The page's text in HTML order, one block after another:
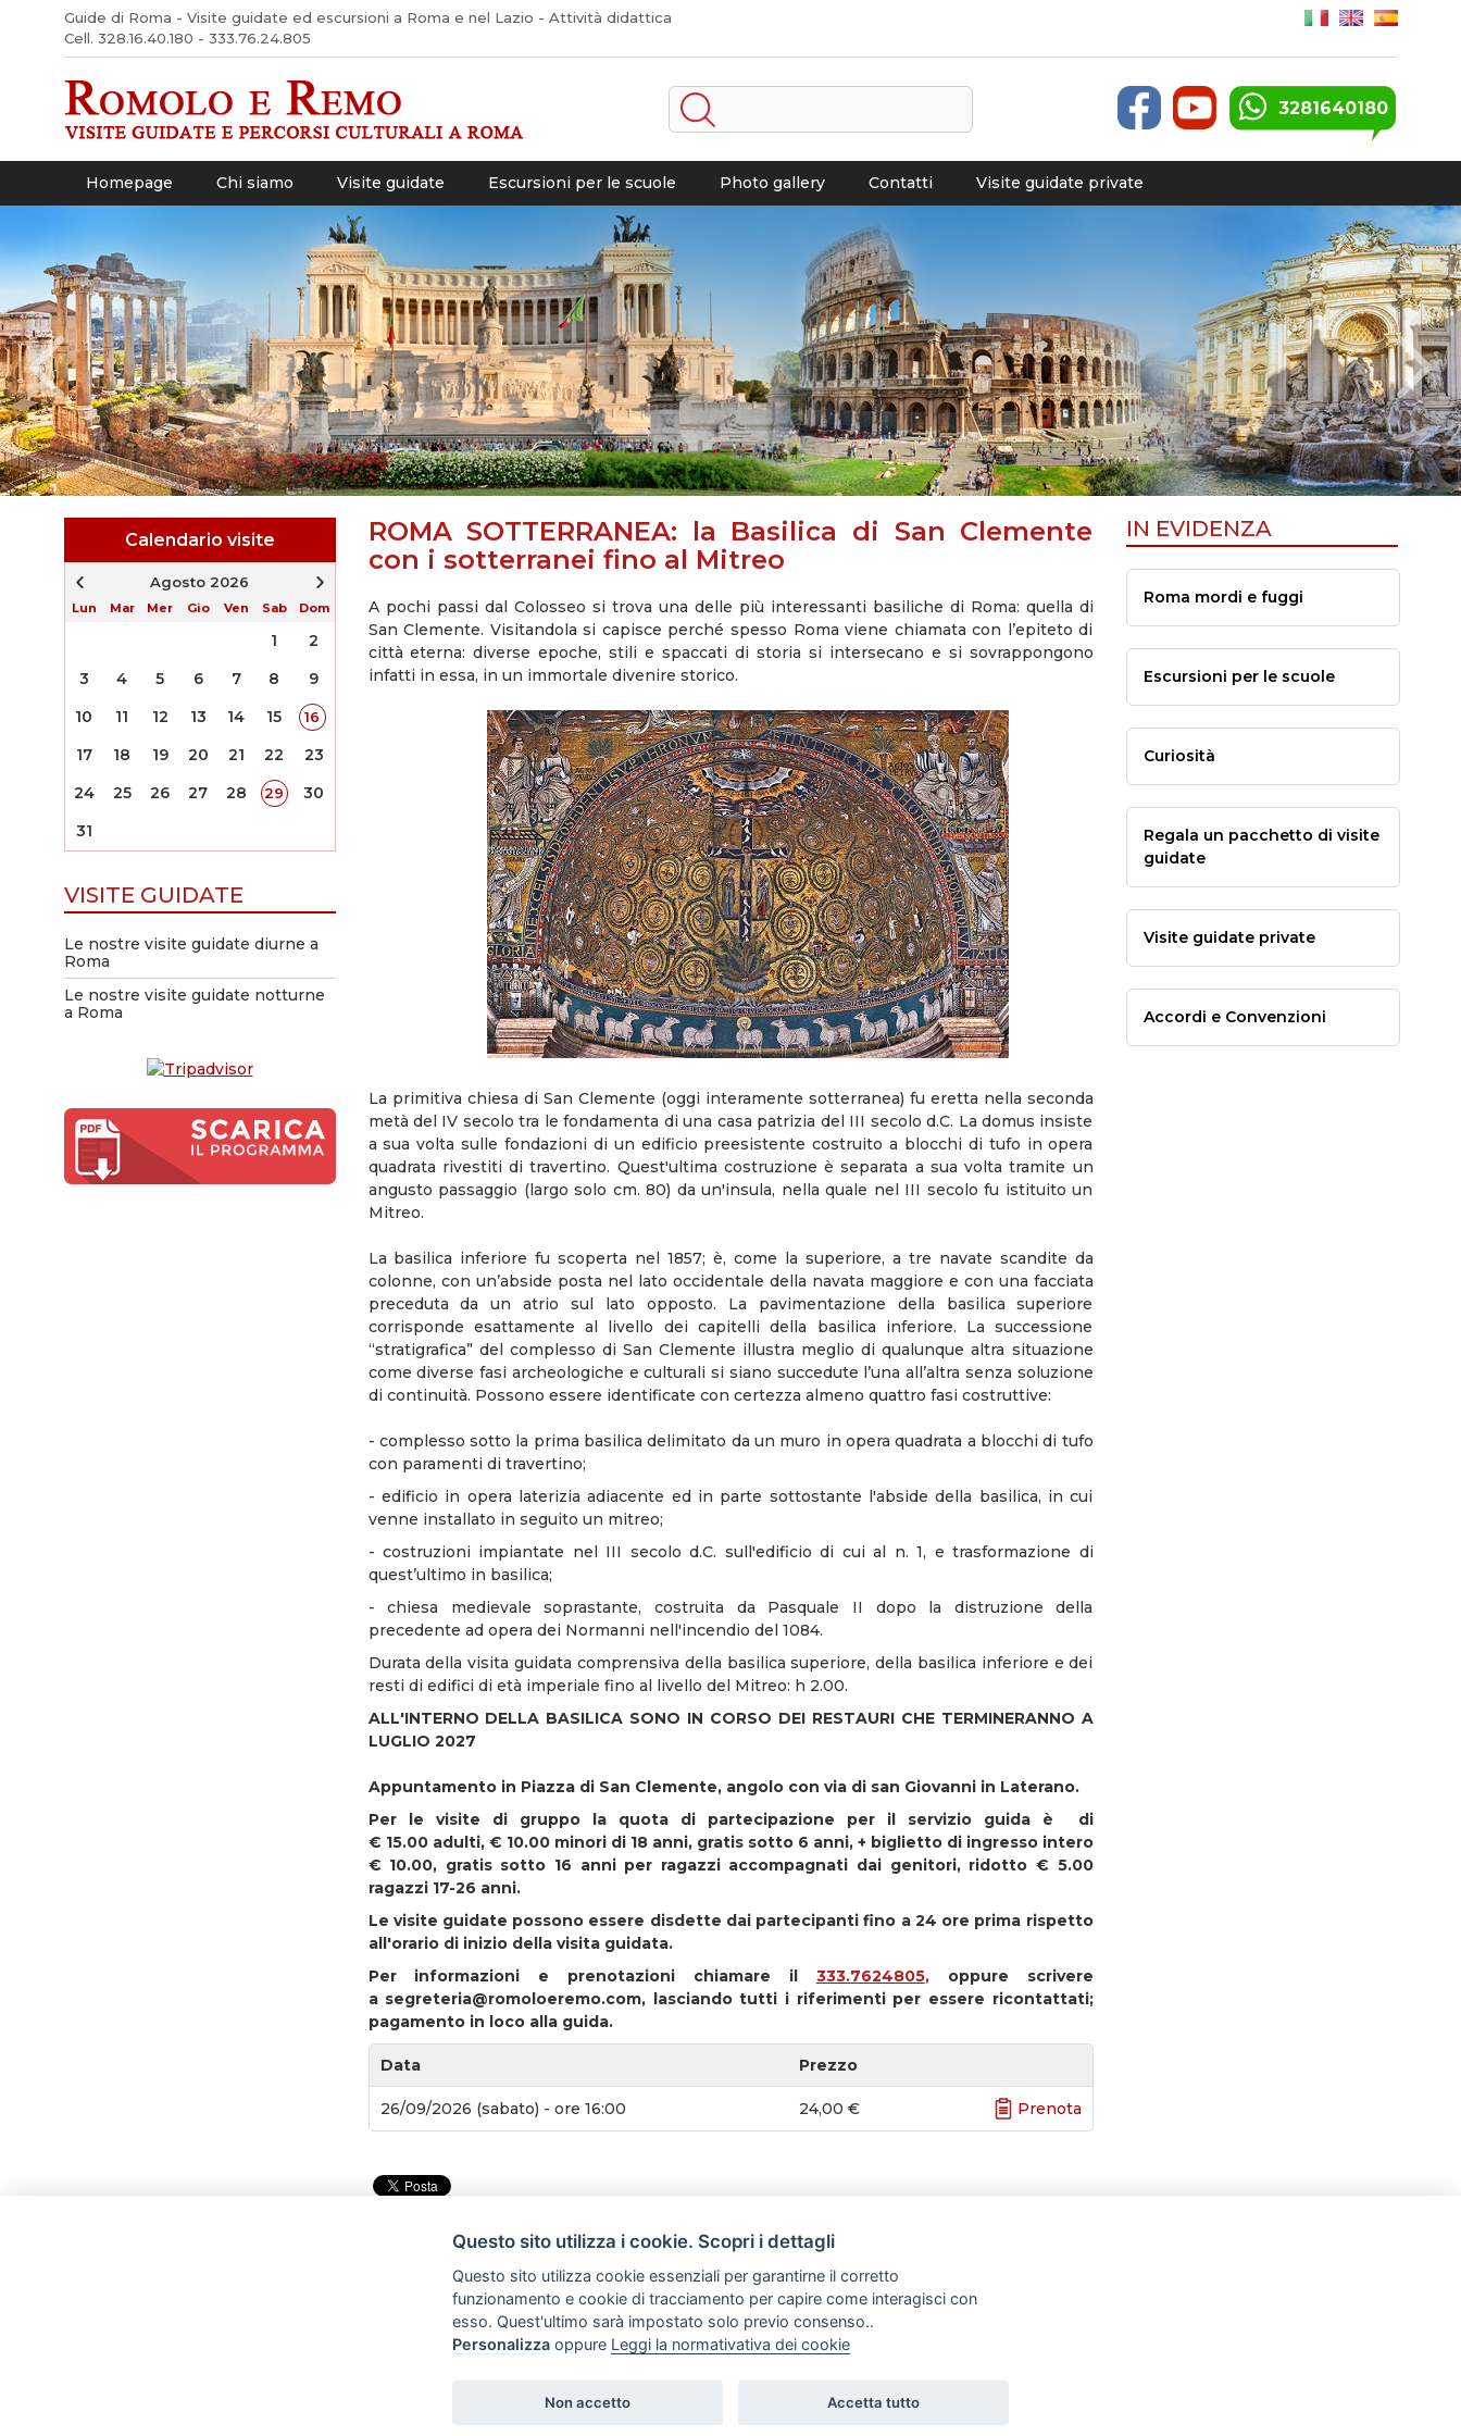
Guide di Roma - Visite guidate ed escursioni a Roma e nel Lazio - Attività didattica
Cell. 328.16.40.180 - 333.76.24.805
3281640180
Homepage Chi siamo Visite guidate Escursioni per le scuole Photo gallery Contatti Visite guidate private
Calendario visite
Agosto 2026
Lun Mar Mer Gio Ven Sab Dom
1
2
3
4 5 6 7 8
9
10
11 12 13 14 15 16
17 18 19 20 21 22
23
24
25 26 27 28 29
30
31
VISITE GUIDATE
Le nostre visite guidate diurne a
Roma
Le nostre visite guidate notturne
a Roma
ROMA SOTTERRANEA: la Basilica di San Clemente
con i sotterranei fino al Mitreo
A pochi passi dal Colosseo si trova una delle più interessanti basiliche di Roma: quella di
San Clemente. Visitandola si capisce perché spesso Roma viene chiamata con l’epiteto di
città eterna: diverse epoche, stili e spaccati di storia si intersecano e si sovrappongono
infatti in essa, in un immortale divenire storico.
La primitiva chiesa di San Clemente (oggi interamente sotterranea) fu eretta nella seconda
metà del IV secolo tra le fondamenta di una casa patrizia del III secolo d.C. La domus insiste
a sua volta sulle fondazioni di un edificio preesistente costruito a blocchi di tufo in opera
quadrata rivestiti di travertino. Quest'ultima costruzione è separata a sua volta tramite un
angusto passaggio (largo solo cm. 80) da un'insula, nella quale nel III secolo fu istituito un
Mitreo.
La basilica inferiore fu scoperta nel 1857; è, come la superiore, a tre navate scandite da
colonne, con un’abside posta nel lato occidentale della navata maggiore e con una facciata
preceduta da un atrio sul lato opposto. La pavimentazione della basilica superiore
corrisponde esattamente al livello dei capitelli della basilica inferiore. La successione
“stratigrafica” del complesso di San Clemente illustra meglio di qualunque altra situazione
come diverse fasi archeologiche e culturali si siano succedute l’una all’altra senza soluzione
di continuità. Possono essere identificate con certezza almeno quattro fasi costruttive:
- complesso sotto la prima basilica delimitato da un muro in opera quadrata a blocchi di tufo
con paramenti di travertino;
- edificio in opera laterizia adiacente ed in parte sottostante l'abside della basilica, in cui
venne installato in seguito un mitreo;
- costruzioni impiantate nel III secolo d.C. sull'edificio di cui al n. 1, e trasformazione di
quest’ultimo in basilica;
- chiesa medievale soprastante, costruita da Pasquale II dopo la distruzione della
precedente ad opera dei Normanni nell'incendio del 1084.
Durata della visita guidata comprensiva della basilica superiore, della basilica inferiore e dei
resti di edifici di età imperiale fino al livello del Mitreo: h 2.00.
ALL'INTERNO DELLA BASILICA SONO IN CORSO DEI RESTAURI CHE TERMINERANNO A
LUGLIO 2027
Appuntamento in Piazza di San Clemente, angolo con via di san Giovanni in Laterano.
Per le visite di gruppo la quota di partecipazione per il servizio guida è di
€ 15.00 adulti, € 10.00 minori di 18 anni, gratis sotto 6 anni, + biglietto di ingresso intero
€ 10.00, gratis sotto 16 anni per ragazzi accompagnati dai genitori, ridotto € 5.00
ragazzi 17-26 anni.
Le visite guidate possono essere disdette dai partecipanti fino a 24 ore prima rispetto
all'orario di inizio della visita guidata.
Per informazioni e prenotazioni chiamare il
333.7624805,oppure scrivere
a segreteria@romoloeremo.com, lasciando tutti i riferimenti per essere ricontattati;
pagamento in loco alla guida.
Data Prezzo
26/09/2026 (sabato) - ore 16:00 24,00 € Prenota
IN EVIDENZA
Roma mordi e fuggi
Escursioni per le scuole
Curiosità
Regala un pacchetto di visite
guidate
Visite guidate private
Accordi e Convenzioni
ven 10-18 P.IVA 11469701004 di Daniela Tidei
Questo sito utilizza i cookie. Scopri i dettagli
Questo sito utilizza cookie essenziali per garantirne il corretto
funzionamento e cookie di tracciamento per capire come interagisci con
esso. Quest'ultimo sarà impostato solo previo consenso..
Personalizza oppure Leggi la normativativa dei cookie
Non accetto Accetta tutto